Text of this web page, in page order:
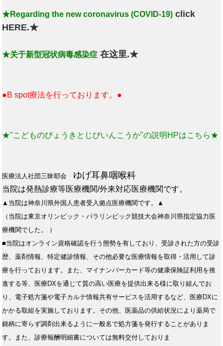
★Regarding the new coronavirus (COVID-19) click
HERE.★
★关于新型冠状病毒感染症 在这里.★
●B spot療法を行っております。●
★"こどものびょうきとじびいんこうか"の説明HPはこちら★
医療法人社団三昧耶会 ゆげ耳鼻咽喉科
当院は発熱診療等医療機関/外来対応医療機関です。
▲当院は神奈川県外国人患者受入拠点医療機関です。▲
（当院は東京オリンピック・パラリンピック競技大会神奈川県指定協力医
療機関でした。 ）
■当院はオンライン資格確認を行う態勢を有しており、受診された方の受診
歴、薬剤情報、特定健診情報、その他必要な医療情報を取得・活用して診
療を行っております。また、マイナンバーカード等の健康保険証利用を推
進する等、医療DXを通じて質の高い医療を提供出来る様に取り組んでお
り、電子処方箋や電子カルテ情報共有サービスを活用するなど、医療DXに
かかる取組を実施しております。その他、医薬品の供給状況により薬局で
銘柄に寄らず調剤出来るように一般名で処方箋を発行することがありま
す。また、診療報酬明細書については無料交付しておりま